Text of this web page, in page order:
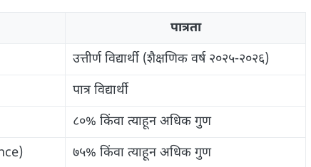
पात्रता
उत्तीर्ण विद्यार्थी (शैक्षणिक वर्ष २०२५-२०२६)
पात्र विद्यार्थी
८०% किंवा त्याहून अधिक गुण
७५% किंवा त्याहून अधिक गुण